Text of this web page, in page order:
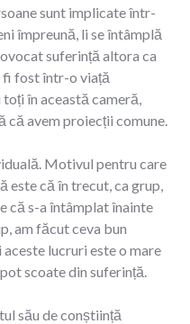
sunt implicate într-
împreună, li se întâmplă
suferință altora ca
fi fost într-o viață
în această cameră,
că avem proiecții comune.
Motivul pentru care
este că în trecut, ca grup,
că s-a întâmplat înainte
am făcut ceva bun
lucruri este o mare
scoate din suferință.
său de conștiință